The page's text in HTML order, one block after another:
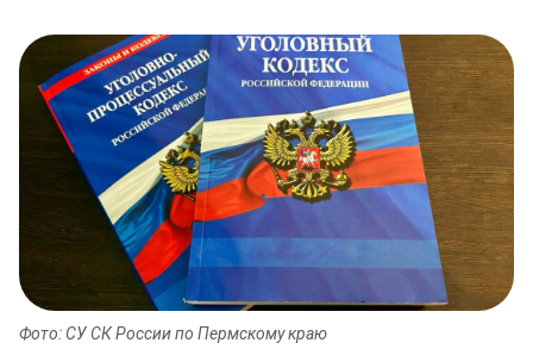
Фото: СУ СК России по Пермскому краю